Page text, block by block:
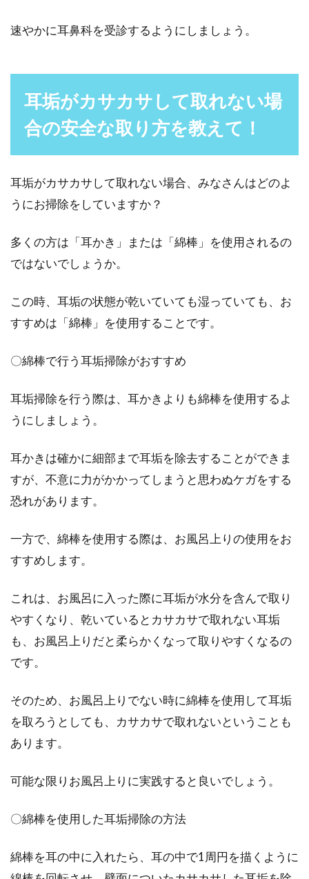
綺麗な肌は、人に好印象を与えます。女性だけ
速やかに耳鼻科を受診するようにしましょう。
耳垢がカサカサして取れない場
合の安全な取り方を教えて！
耳垢がカサカサして取れない場合、みなさんはどのよ
うにお掃除をしていますか？
多くの方は「耳かき」または「綿棒」を使用されるの
ではないでしょうか。
この時、耳垢の状態が乾いていても湿っていても、お
すすめは「綿棒」を使用することです。
〇綿棒で行う耳垢掃除がおすすめ
耳垢掃除を行う際は、耳かきよりも綿棒を使用するよ
うにしましょう。
耳かきは確かに細部まで耳垢を除去することができま
すが、不意に力がかかってしまうと思わぬケガをする
恐れがあります。
一方で、綿棒を使用する際は、お風呂上りの使用をお
すすめします。
これは、お風呂に入った際に耳垢が水分を含んで取り
やすくなり、乾いているとカサカサで取れない耳垢
も、お風呂上りだと柔らかくなって取りやすくなるの
です。
そのため、お風呂上りでない時に綿棒を使用して耳垢
を取ろうとしても、カサカサで取れないということも
あります。
可能な限りお風呂上りに実践すると良いでしょう。
〇綿棒を使用した耳垢掃除の方法
綿棒を耳の中に入れたら、耳の中で1周円を描くように